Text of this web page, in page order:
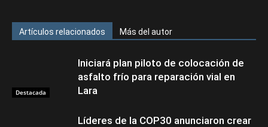
Artículos relacionados Más del autor
Destacada
Iniciará plan piloto de colocación de
asfalto frío para reparación vial en
Lara
Líderes de la COP30 anunciaron crear